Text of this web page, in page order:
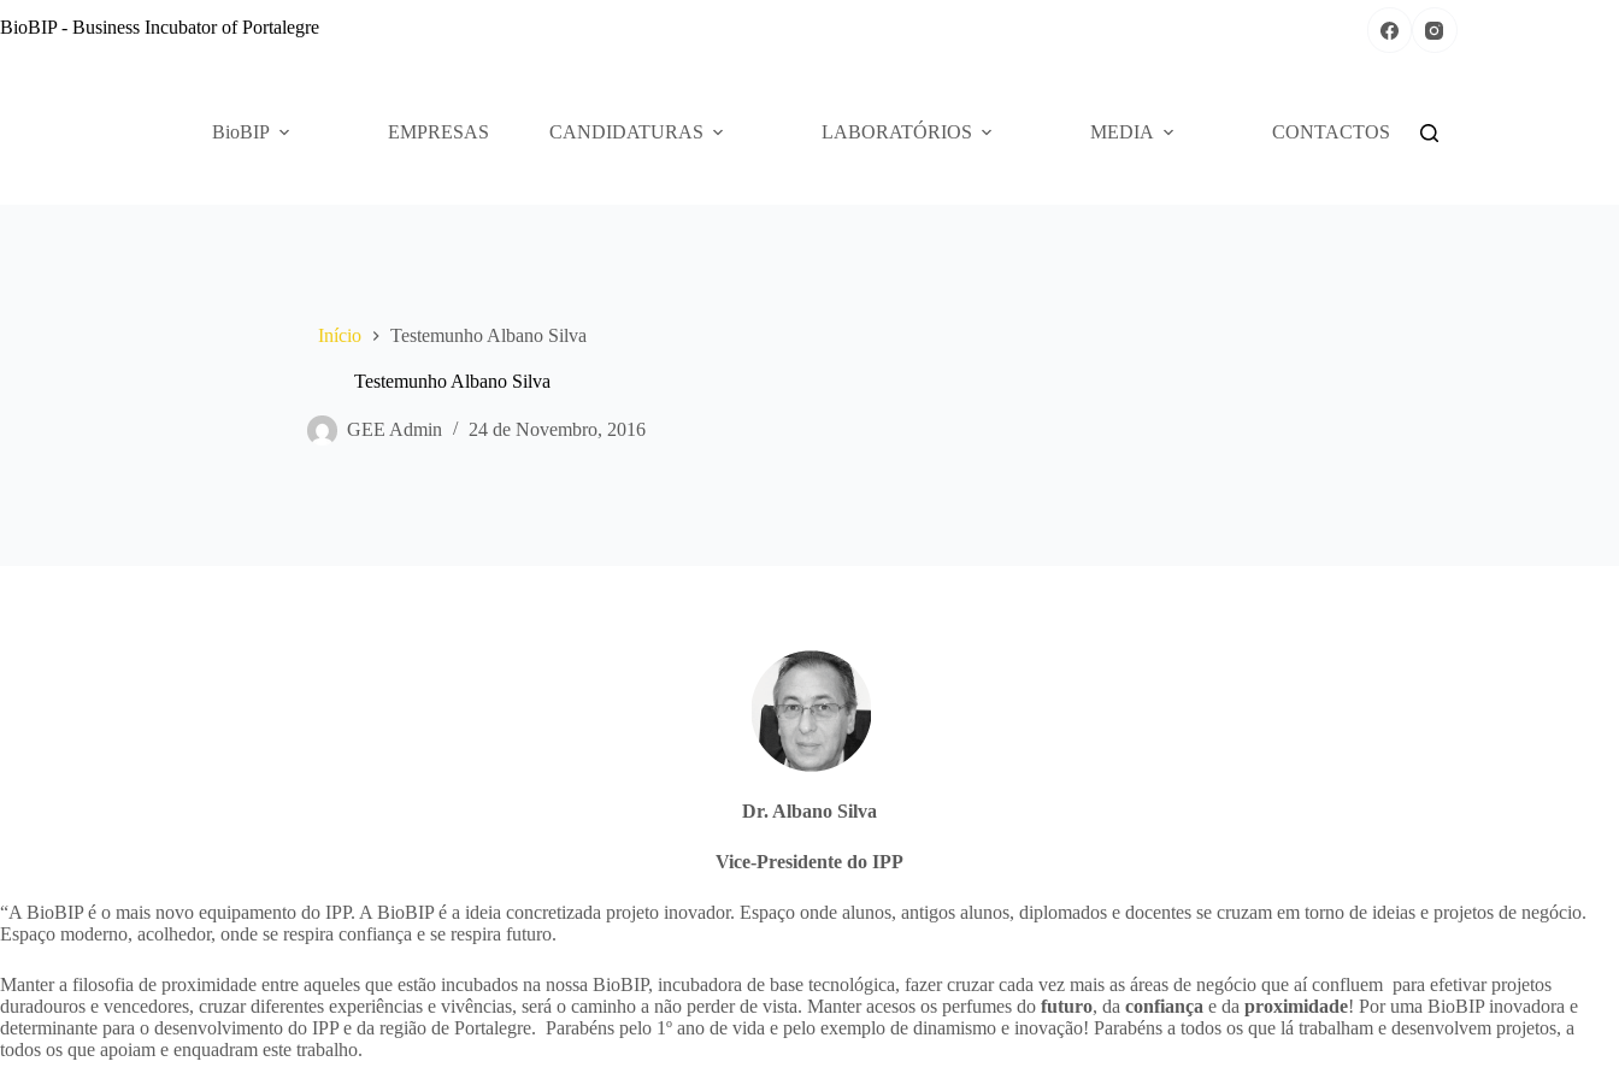
para
BioBIP - Business Incubator of Portalegre
BioBIP EMPRESAS CANDIDATURAS LABORATÓRIOS MEDIA CONTACTOS
Início Testemunho Albano Silva
Testemunho Albano Silva
GEE Admin 24 de Novembro, 2016
Dr. Albano Silva
Vice-Presidente do IPP
“A BioBIP é o mais novo equipamento do IPP. A BioBIP é a ideia concretizada projeto inovador. Espaço onde alunos, antigos alunos, diplomados e docentes se cruzam em torno de ideias e projetos de negócio.
Espaço moderno, acolhedor, onde se respira confiança e se respira futuro.
Manter a filosofia de proximidade entre aqueles que estão incubados na nossa BioBIP, incubadora de base tecnológica, fazer cruzar cada vez mais as áreas de negócio que aí confluem para efetivar projetos
duradouros e vencedores, cruzar diferentes experiências e vivências, será o caminho a não perder de vista. Manter acesos os perfumes do futuro, da confiança e da proximidade! Por uma BioBIP inovadora e
determinante para o desenvolvimento do IPP e da região de Portalegre. Parabéns pelo 1º ano de vida e pelo exemplo de dinamismo e inovação! Parabéns a todos os que lá trabalham e desenvolvem projetos, a
todos os que apoiam e enquadram este trabalho.